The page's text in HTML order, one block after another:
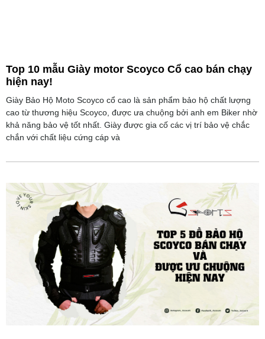
Top 10 mẫu Giày motor Scoyco Cổ cao bán chạy
hiện nay!
Giày Bảo Hộ Moto Scoyco cổ cao là sản phẩm bảo hộ chất lượng
cao từ thương hiệu Scoyco, được ưa chuộng bởi anh em Biker nhờ
khả năng bảo vệ tốt nhất. Giày được gia cố các vị trí bảo vệ chắc
chắn với chất liệu cứng cáp và